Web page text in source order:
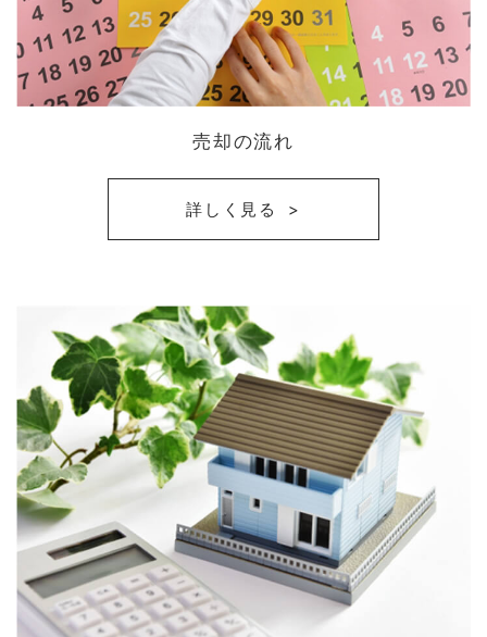
売却の流れ
詳しく見る